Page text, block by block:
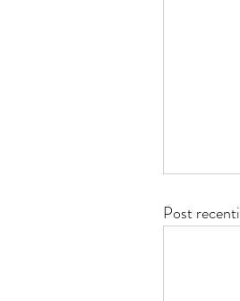
Post recenti